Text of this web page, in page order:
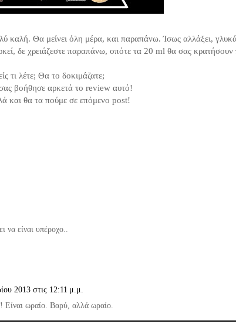
καλή. Θα μείνει όλη μέρα, και παραπάνω. Ίσως αλλάξει,
δε χρειάζεστε παραπάνω, οπότε τα 20 ml θα σας κρατήσουν
τι λέτε; Θα το δοκιμάζατε;
βοήθησε αρκετά το review αυτό!
και θα τα πούμε σε επόμενο post!
να είναι υπέροχο..
2013 στις 12:11 μ.μ.
Είναι ωραίο. Βαρύ, αλλά ωραίο.